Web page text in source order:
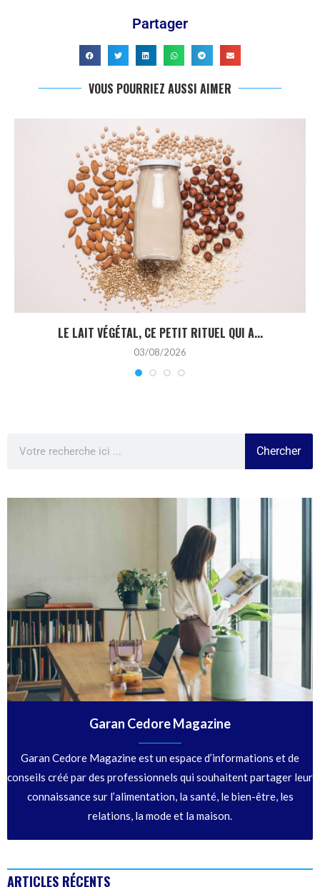
Partager
VOUS POURRIEZ AUSSI AIMER
LE LAIT VÉGÉTAL, CE PETIT RITUEL QUI A...
03/08/2026
Chercher
Garan Cedore Magazine
Garan Cedore Magazine est un espace d’informations et de
conseils créé par des professionnels qui souhaitent partager leur
connaissance sur l’alimentation, la santé, le bien-être, les
relations, la mode et la maison.
ARTICLES RÉCENTS